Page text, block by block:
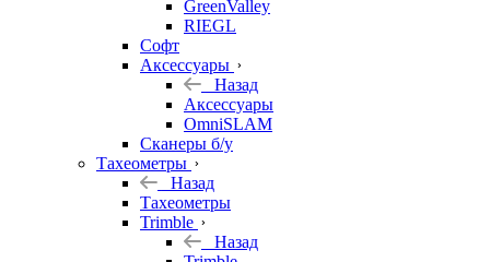
GreenValley
RIEGL
Софт
Аксессуары
Назад
Аксессуары
OmniSLAM
Сканеры б/у
Тахеометры
Назад
Тахеометры
Trimble
Назад